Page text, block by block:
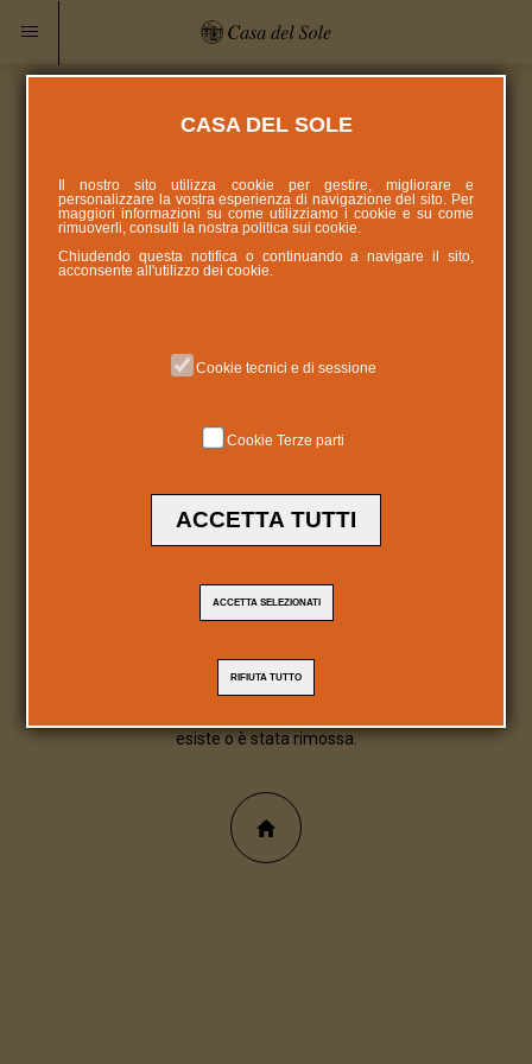
404
esiste o è stata rimossa.
CASA DEL SOLE
Il nostro sito utilizza cookie per gestire, migliorare e
personalizzare la vostra esperienza di navigazione del sito. Per
maggiori informazioni su come utilizziamo i cookie e su come
rimuoverli, consulti la nostra politica suicookie
Chiudendo questa notifica o continuando a navigare il sito,
acconsente all'utilizzo dei cookie.
Cookie tecnici e di sessione
Cookie Terze parti
ACCETTA TUTTI
ACCETTA SELEZIONATI
RIFIUTA TUTTO